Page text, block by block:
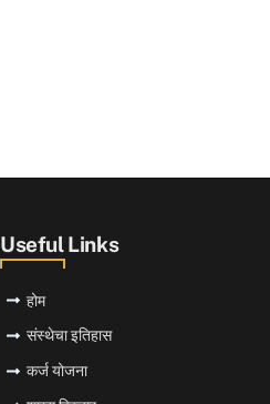
Useful Links
होम
संस्थेचा इतिहास
कर्ज योजना